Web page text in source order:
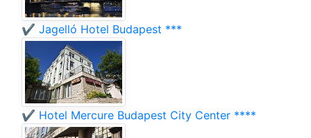
✔️ Jagelló Hotel Budapest ***
✔️ Hotel Mercure Budapest City Center ****